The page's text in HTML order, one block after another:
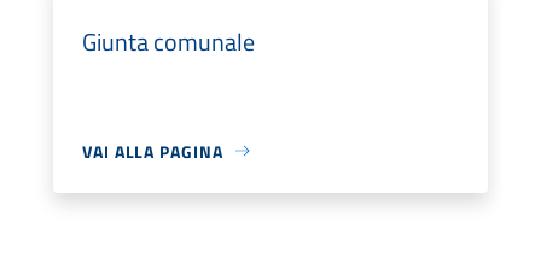
Giunta comunale
VAI ALLA PAGINA